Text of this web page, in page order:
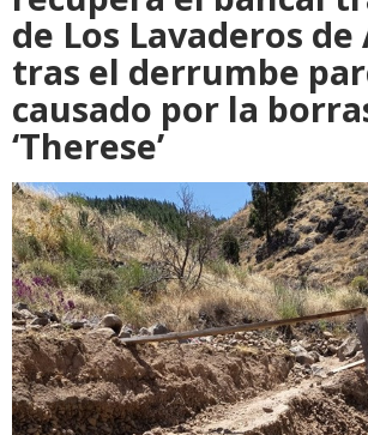
de Los Lavaderos
tras el derrumbe
causado por la
‘Therese’